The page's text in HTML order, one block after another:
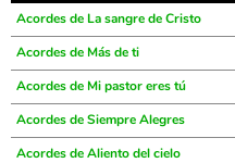
Acordes de La sangre de Cristo
Acordes de Más de ti
Acordes de Mi pastor eres tú
Acordes de Siempre Alegres
Acordes de Aliento del cielo